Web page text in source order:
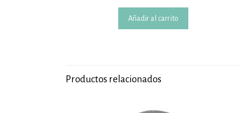
Añadir al carrito
Productos relacionados